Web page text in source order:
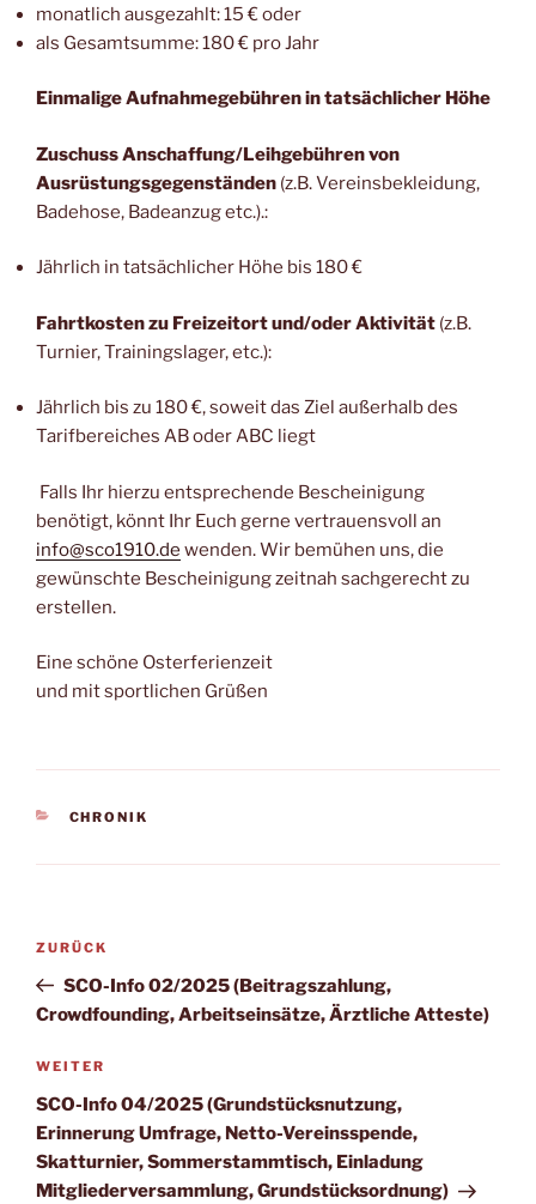
monatlich ausgezahlt: 15 € oder
als Gesamtsumme: 180 € pro Jahr
Einmalige Aufnahmegebühren in tatsächlicher Höhe
Zuschuss Anschaffung/Leihgebühren von
Ausrüstungsgegenständen (z.B. Vereinsbekleidung,
Badehose, Badeanzug etc.).:
Jährlich in tatsächlicher Höhe bis 180 €
Fahrtkosten zu Freizeitort und/oder Aktivität (z.B.
Turnier, Trainingslager, etc.):
Jährlich bis zu 180 €, soweit das Ziel außerhalb des
Tarifbereiches AB oder ABC liegt
Falls Ihr hierzu entsprechende Bescheinigung
benötigt, könnt Ihr Euch gerne vertrauensvoll an
info@sco1910.de wenden. Wir bemühen uns, die
gewünschte Bescheinigung zeitnah sachgerecht zu
erstellen.
Eine schöne Osterferienzeit
und mit sportlichen Grüßen
KATEGORIEN
CHRONIK
Beitragsnavigation
Vorheriger
Beitrag
ZURÜCK
SCO-Info 02/2025 (Beitragszahlung,
Crowdfounding, Arbeitseinsätze, Ärztliche Atteste)
Nächster
Beitrag
WEITER
SCO-Info 04/2025 (Grundstücksnutzung,
Erinnerung Umfrage, Netto-Vereinsspende,
Skatturnier, Sommerstammtisch, Einladung
Mitgliederversammlung, Grundstücksordnung)